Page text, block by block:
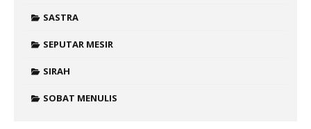
SASTRA
SEPUTAR MESIR
SIRAH
SOBAT MENULIS